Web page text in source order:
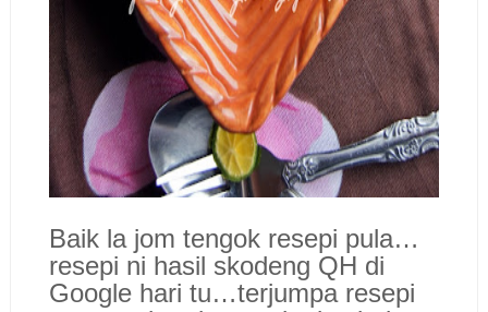
Baik la jom tengok resepi pula…
resepi ni hasil skodeng QH di
Google hari tu…terjumpa resepi